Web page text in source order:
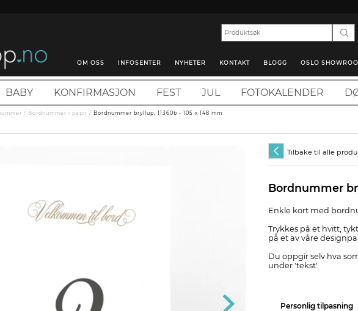
OM OSS INFOSENTER NYHETER KONTAKT BLOGG OSLO
BABY KONFIRMASJON FEST JUL FOTOKALENDER
/ Bordnummer i papir / Bordnummer bryllup, 11360b - 105 x 148 mm
Tilbake til alle
Bordnummer
Enkle kort med
Trykkes på et hvitt,
på et av våre
Du oppgir selv hva
under 'tekst'.
Personlig tilpasning